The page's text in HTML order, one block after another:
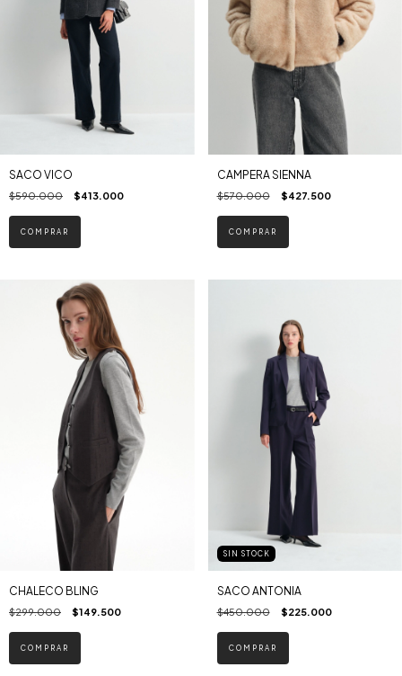
SACO VICO
$590.000 $413.000
COMPRAR
CAMPERA SIENNA
$570.000 $427.500
COMPRAR
CHALECO BLING
$299.000 $149.500
COMPRAR
SIN STOCK
SACO ANTONIA
$450.000 $225.000
COMPRAR